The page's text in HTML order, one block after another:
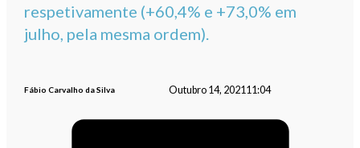
respetivamente (+60,4% e +73,0% em
julho, pela mesma ordem).
Fábio Carvalho da Silva Outubro 14, 2021 11:04